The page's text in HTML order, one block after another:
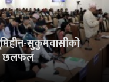
सुकुमवासीको
छलफल